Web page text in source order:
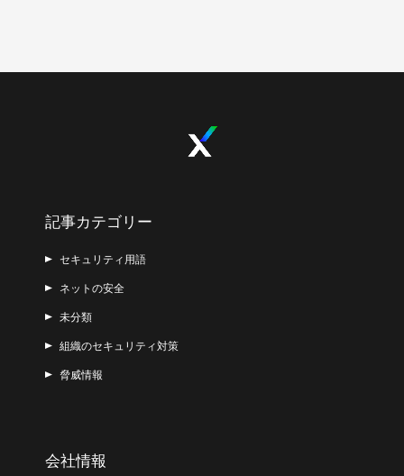
記事カテゴリー
セキュリティ用語
ネットの安全
未分類
組織のセキュリティ対策
脅威情報
会社情報